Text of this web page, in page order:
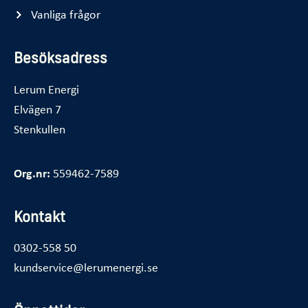
Vanliga frågor
Besöksadress
Lerum Energi
Elvägen 7
Stenkullen
Org.nr: 559462-7589
Kontakt
0302-558 50
kundservice@lerumenergi.se